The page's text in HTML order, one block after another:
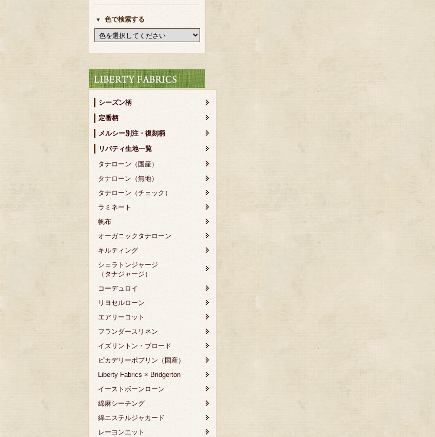
色で検索する
シーズン柄
定番柄
メルシー別注・復刻柄
リバティ生地一覧
タナローン（国産）
タナローン（無地）
タナローン（チェック）
ラミネート
帆布
オーガニックタナローン
キルティング
シェラトンジャージ
（タナジャージ）
コーデュロイ
リヨセルローン
エアリーコット
フランダースリネン
イズリントン・ブロード
ピカデリーポプリン（国産）
Liberty Fabrics × Bridgerton
イーストボーンローン
綿麻シーチング
綿エステルジャカード
レーヨンエット